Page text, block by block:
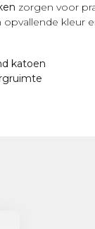
zorgen voor
kleur
katoen